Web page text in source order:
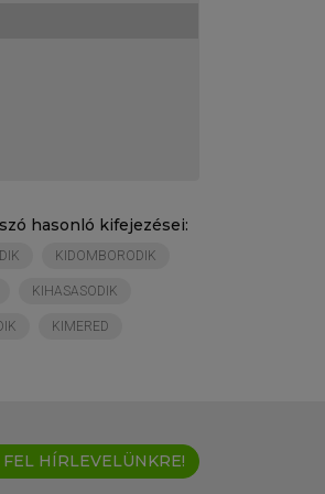
szó hasonló kifejezései:
KIDOMBORODIK
KIHASASODIK
KIMERED
FEL HÍRLEVELÜNKRE!